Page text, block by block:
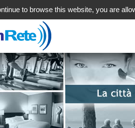
to browse this website, you are